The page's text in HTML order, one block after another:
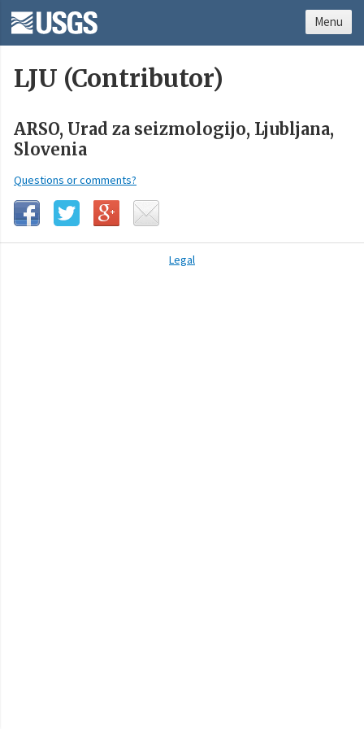
LJU (Contributor)
ARSO, Urad za seizmologijo, Ljubljana,
Slovenia
Questions or comments?
Legal
Menu